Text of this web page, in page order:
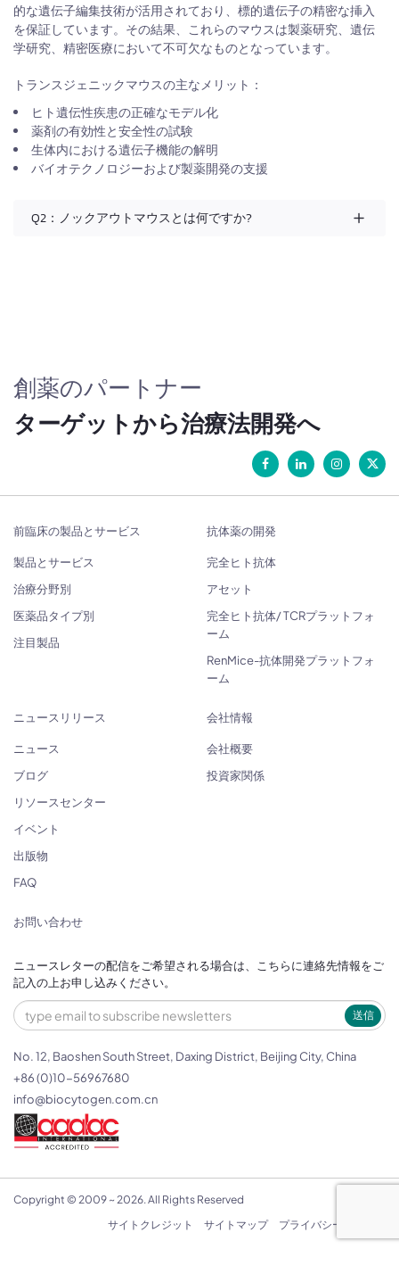
的な遺伝子編集技術が活用されており、標的遺伝子の精密な挿入
を保証しています。その結果、これらのマウスは製薬研究、遺伝
学研究、精密医療において不可欠なものとなっています。
トランスジェニックマウスの主なメリット：
ヒト遺伝性疾患の正確なモデル化
薬剤の有効性と安全性の試験
生体内における遺伝子機能の解明
バイオテクノロジーおよび製薬開発の支援
Q2：ノックアウトマウスとは何ですか?
創薬のパートナー
ターゲットから治療法開発へ
前臨床の製品とサービス
製品とサービス
治療分野別
医薬品タイプ別
注目製品
抗体薬の開発
完全ヒト抗体
アセット
完全ヒト抗体/ TCRプラットフォ
ーム
RenMice-抗体開発プラットフォ
ーム
ニュースリリース
ニュース
ブログ
リソースセンター
イベント
出版物
FAQ
会社情報
会社概要
投資家関係
お問い合わせ
ニュースレターの配信をご希望される場合は、こちらに連絡先情報をご
記入の上お申し込みください。
送信
No. 12, Baoshen South Street, Daxing District, Beijing City, China
+86 (0)10-56967680
info@biocytogen.com.cn
Copyright © 2009 ~ 2026. All Rights Reserved
サイトクレジット
サイトマップ プライバシーポリシー